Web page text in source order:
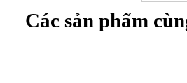
Các sản phẩm